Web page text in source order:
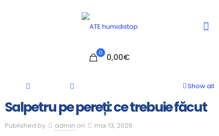
0 0,00€
Show all
Salpetru pe pereți: ce trebuie făcut
Published by admin on mai 13, 2026